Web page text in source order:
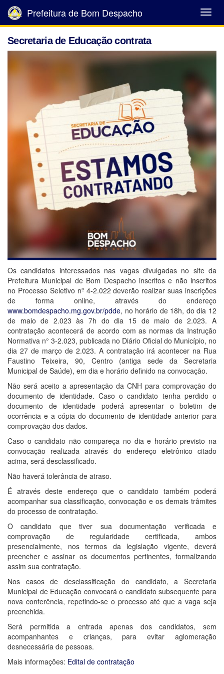
Abrir
Menu
Prefeitura de Bom Despacho
Secretaria de Educação contrata
Os candidatos interessados nas vagas divulgadas no site da
Prefeitura Municipal de Bom Despacho inscritos e não inscritos
no Processo Seletivo nº 4-2.022 deverão realizar suas inscrições
de forma online, através do endereço
www.bomdespacho.mg.gov.br/pdde, no horário de 18h, do dia 12
de maio de 2.023 às 7h do dia 15 de maio de 2.023. A
contratação acontecerá de acordo com as normas da Instrução
Normativa n° 3-2.023, publicada no Diário Oficial do Município, no
dia 27 de março de 2.023. A contratação irá acontecer na Rua
Faustino Teixeira, 90, Centro (antiga sede da Secretaria
Municipal de Saúde), em dia e horário definido na convocação.
Não será aceito a apresentação da CNH para comprovação do
documento de identidade. Caso o candidato tenha perdido o
documento de identidade poderá apresentar o boletim de
ocorrência e a cópia do documento de identidade anterior para
comprovação dos dados.
Caso o candidato não compareça no dia e horário previsto na
convocação realizada através do endereço eletrônico citado
acima, será desclassificado.
Não haverá tolerância de atraso.
É através deste endereço que o candidato também poderá
acompanhar sua classificação, convocação e os demais trâmites
do processo de contratação.
O candidato que tiver sua documentação verificada e
comprovação de regularidade certificada, ambos
presencialmente, nos termos da legislação vigente, deverá
preencher e assinar os documentos pertinentes, formalizando
assim sua contratação.
Nos casos de desclassificação do candidato, a Secretaria
Municipal de Educação convocará o candidato subsequente para
nova conferência, repetindo-se o processo até que a vaga seja
preenchida.
Será permitida a entrada apenas dos candidatos, sem
acompanhantes e crianças, para evitar aglomeração
desnecessária de pessoas.
Mais informações: Edital de contratação